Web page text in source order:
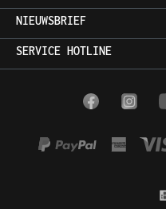
NIEUWSBRIEF
SERVICE HOTLINE